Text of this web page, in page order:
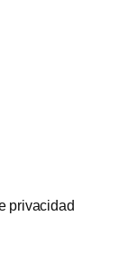
privacidad